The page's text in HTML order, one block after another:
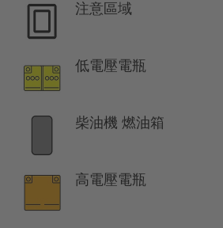
注意區域
低電壓電瓶
柴油機 燃油箱
高電壓電瓶